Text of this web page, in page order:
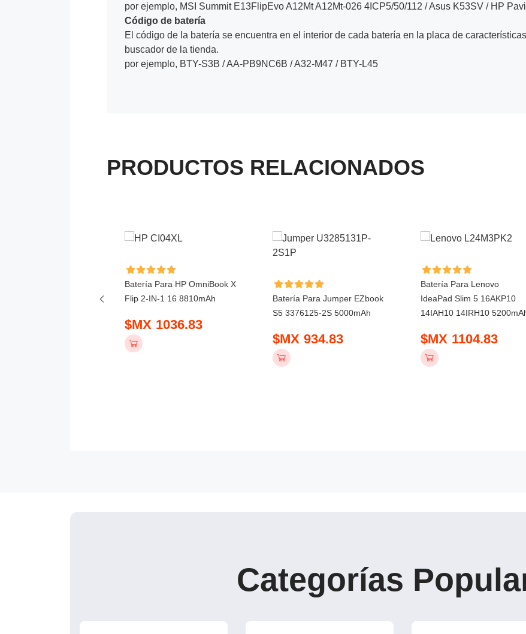
por ejemplo, MSI Summit E13FlipEvo A12Mt A12Mt-026 4ICP5/50/112 / Asus K53SV / HP
Código de batería
El código de la batería se encuentra en el interior de cada batería en la placa de
buscador de la tienda.
por ejemplo, BTY-S3B / AA-PB9NC6B / A32-M47 / BTY-L45
PRODUCTOS RELACIONADOS
Batería Para HP OmniBook X
Flip 2-IN-1 16 8810mAh
$MX 1036.83
Batería Para Jumper EZbook
S5 3376125-2S 5000mAh
$MX 934.83
Batería Para Lenovo
IdeaPad Slim 5 16AKP10
14IAH10 14IRH10
$MX 1104.83
Categorías